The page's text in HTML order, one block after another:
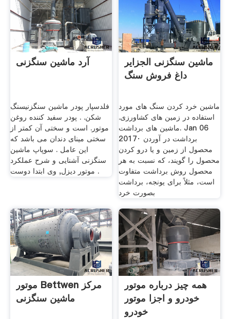
آرد ماشین سنگزنی
فلدسپار پودر ماشین سنگزنیسنگ
شکن. . پودر سفید کننده روغن
موتور. است و سختی آن کمتر از
سختی مینای دندان می باشد که
این عامل . سوپاپ ماشین
سنگزنی آشنایی و شرح عملکرد
موتور دیزل, وی ابتدا دوست .
ماشین سنگزنی الجزایر
داغ فروش سنگ
ماشین خرد کردن سنگ های مورد
استفاده در زمین های کشاورزی.
ماشین های برداشت. Jan 06
2017· برداشت در آوردن
محصول از زمین و یا درو کردن
محصول را گویند، که نسبت به هر
محصول روش برداشت متفاوت
است، مثلاً برای یونجه، برداشت
بصورت خرد
موتور Bettwen مرکز
ماشین سنگزنی
همه چيز درباره موتور
خودرو و اجزا موتور
خودرو